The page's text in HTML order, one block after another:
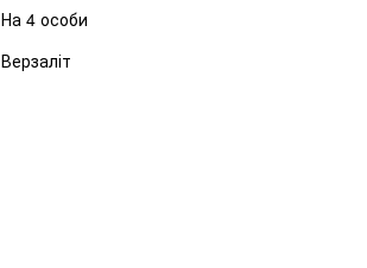
На 4 особи
Верзаліт